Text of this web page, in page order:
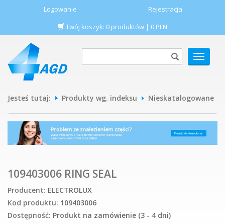
Logowanie
Rejestracja
Twój koszyk: 0 produktów | 0 PLN
POKAŻ
MENU
Jesteś tutaj: Produkty wg. indeksu Nieskatalogowane
109403006 RING SEAL
Producent: ELECTROLUX
Kod produktu: 109403006
Dostępność: Produkt na zamówienie (3 - 4 dni)